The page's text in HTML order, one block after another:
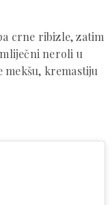
crne ribizle, zatim
neroli u
mekšu, kremastiju